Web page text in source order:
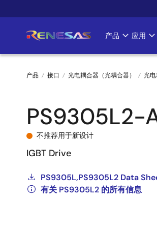
转
要
Main
产品 应用
面
包
屑
产品 接口 光电耦合器（光耦合器） 光
PS9305L2-
不推荐用于新设计
IGBT Drive
PS9305L,PS9305L2 Data
有关 PS9305L2 的所有信息